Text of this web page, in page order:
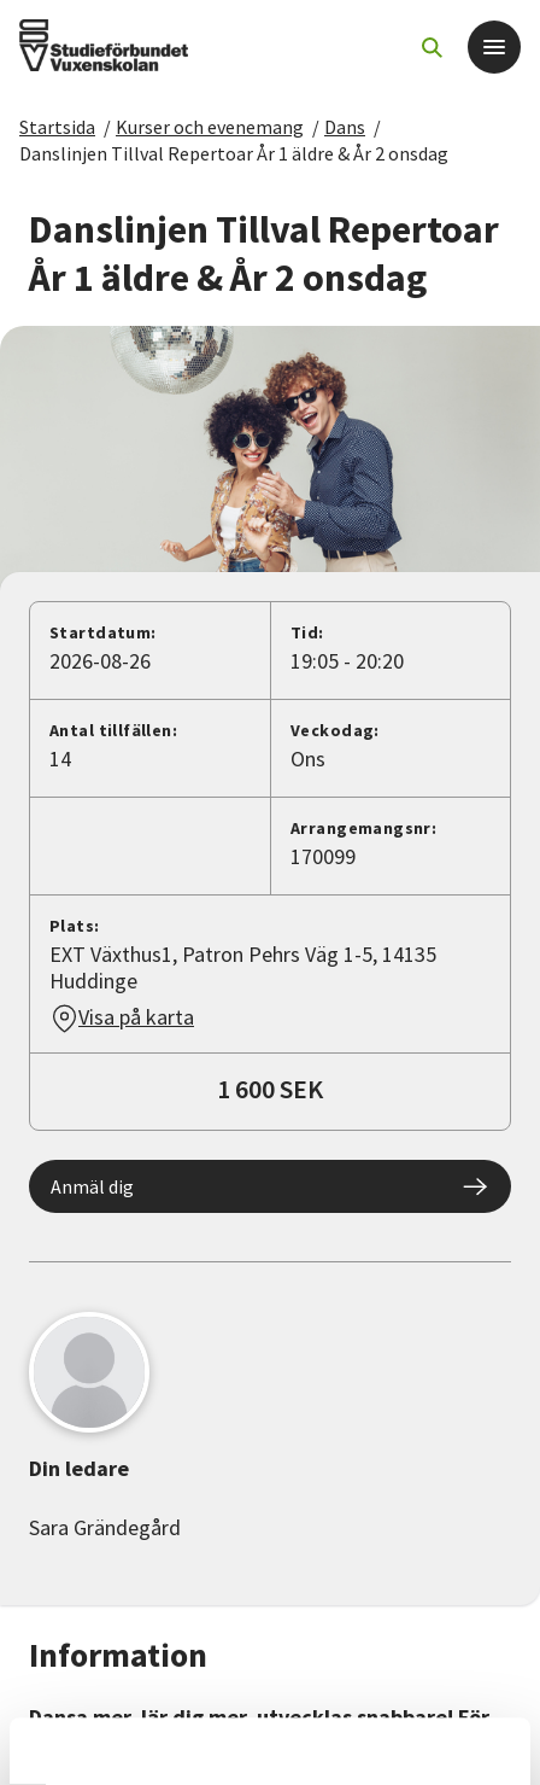
Det här gör vi
För dig som
Sök kurser och evenemang
Avdelningar
Lyssna
Startsida / Kurser och evenemang / Dans /
Danslinjen Tillval Repertoar År 1 äldre & År 2 onsdag
Danslinjen Tillval Repertoar
År 1 äldre & År 2 onsdag
Information
Dansa mer, lär dig mer, utvecklas snabbare! För
Startdatum:
2026-08-26
Tid:
19:05 - 20:20
Antal tillfällen:
14
Veckodag:
Ons
Arrangemangsnr:
170099
Plats:
EXT Växthus1, Patron Pehrs Väg 1-5, 14135
Huddinge
Visa på karta
1 600 SEK
Anmäl dig
Din ledare
Sara Grändegård